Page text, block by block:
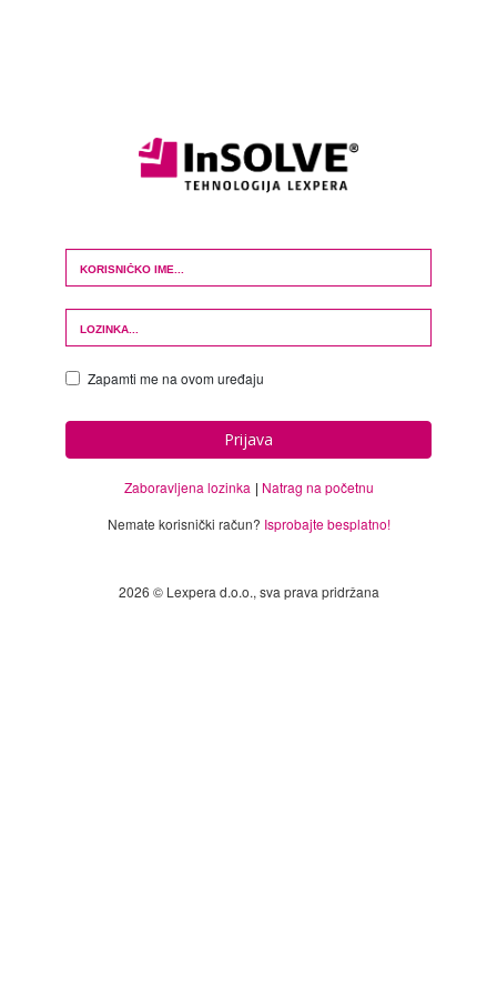
Login Form
Zapamti me na ovom uređaju
Prijava
Zaboravljena lozinka
Natrag na početnu
Nemate korisnički račun? Isprobajte besplatno!
2026 © Lexpera d.o.o., sva prava pridržana